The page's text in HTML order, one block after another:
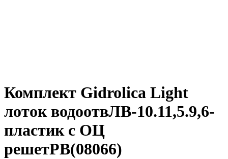
Комплект Gidrolica Light
лоток водоотвЛВ-10.11,5.9,6-
пластик с ОЦ
решетРВ(08066)